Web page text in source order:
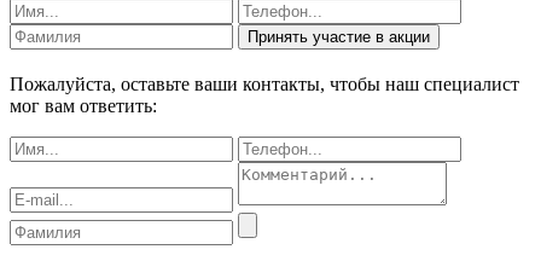
Принять участие в акции
Пожалуйста, оставьте ваши контакты, чтобы наш специалист
мог вам ответить: